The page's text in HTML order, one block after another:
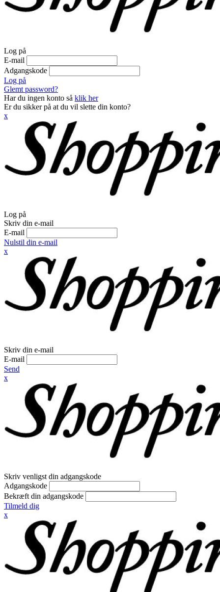
Log på
E-mail
Adgangskode
Log på
Glemt password?
Har du ingen konto så klik her
Er du sikker på at du vil slette din konto?
x
Log på
Skriv din e-mail
E-mail
Nulstil din e-mail
x
Skriv din e-mail
E-mail
Send
x
Skriv venligst din adgangskode
Adgangskode
Bekræft din adgangskode
Tilmeld dig
x